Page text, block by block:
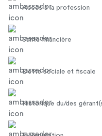
Accès à la profession
Santé financière
Dette sociale et fiscale
Historique du/des